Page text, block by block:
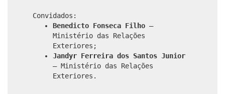
Convidados:
Benedicto Fonseca Filho –
Ministério das Relações
Exteriores;
Jandyr Ferreira dos Santos Junior
– Ministério das Relações
Exteriores.